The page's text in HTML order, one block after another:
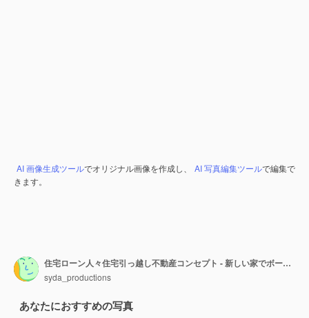
AI 画像生成ツールでオリジナル画像を作成し、 AI 写真編集ツールで編集で
きます。
住宅ローン人々住宅引っ越し不動産コンセプト - 新しい家でボールをプレイする箱を持つ幸せな家族
syda_productions
あなたにおすすめの写真